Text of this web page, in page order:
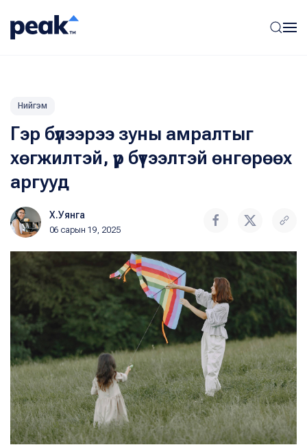
Нийгэм
Гэр бүлээрээ зуны амралтыг
хөгжилтэй, үр бүтээлтэй өнгөрөөх
аргууд
Х.Уянга
06 сарын 19, 2025